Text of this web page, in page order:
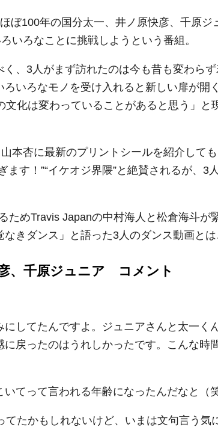
ぼ100年の国分太一、井ノ原快彦、千原ジ
いろなことに挑戦しようという番組。
、3人がまず訪れたのは今も昔も変わら
いろなモノを受け入れると新しい扉が開
文化は変わっていることがあると思う」と
本杏に最新のプリントシールを紹介して
ます！”“イケオジ界隈”と絶賛されるが、3
ためTravis Japanの中村海人と松倉海斗が
なきダンス」と語った3人のダンス動画とは
、千原ジュニア コメント
してたんですよ。ジュニアさんと太一く
戻ったのはうれしかったです。こんな時
てって言われる年齢になったんだなと（笑
たかもしれないけど、いまは文句言う気